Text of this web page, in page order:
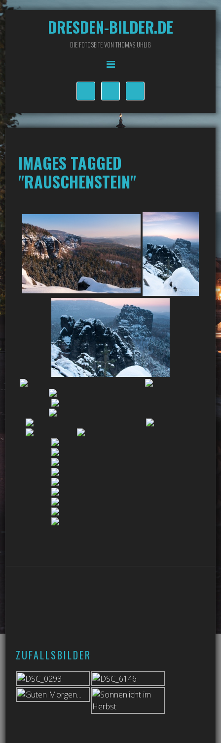
DRESDEN-BILDER.DE
DIE FOTOSEITE VON THOMAS UHLIG
IMAGES TAGGED
"RAUSCHENSTEIN"
ZUFALLSBILDER